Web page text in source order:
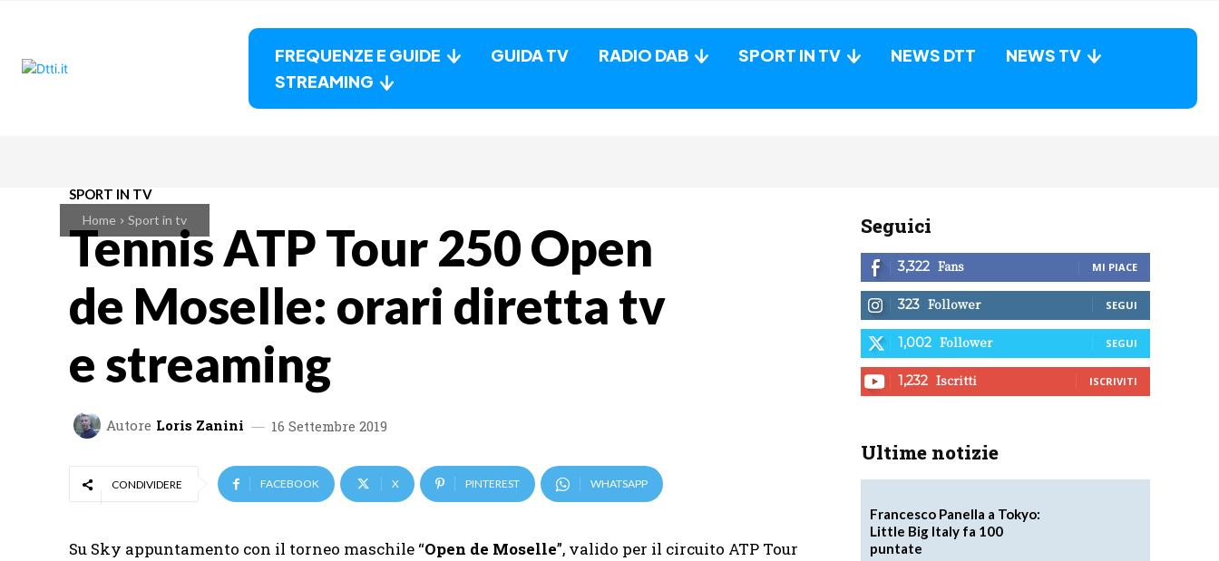
FREQUENZE E GUIDE GUIDA TV RADIO DAB SPORT IN TV NEWS DTT
NEWS TV
STREAMING
Home Sport in tv
SPORT IN TV
Tennis ATP Tour 250 Open
de Moselle: orari diretta tv
e streaming
Autore Loris Zanini 16 Settembre 2019
CONDIVIDERE FACEBOOK X PINTEREST WHATSAPP
Su Sky appuntamento con il torneo maschile “Open de Moselle”, valido per il circuito ATP Tour
Seguici
3,322 Fans MI PIACE
323 Follower SEGUI
1,002 Follower SEGUI
1,232 Iscritti ISCRIVITI
Ultime notizie
Francesco Panella a Tokyo:
Little Big Italy fa 100
puntate